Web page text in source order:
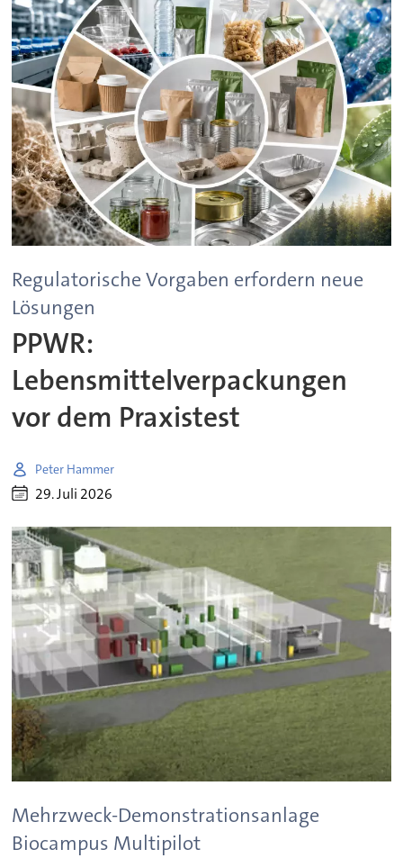
Regulatorische Vorgaben erfordern neue
Lösungen
PPWR:
Lebensmittelverpackungen
vor dem Praxistest
Peter Hammer
29. Juli 2026
Mehrzweck-Demonstrationsanlage
Biocampus Multipilot